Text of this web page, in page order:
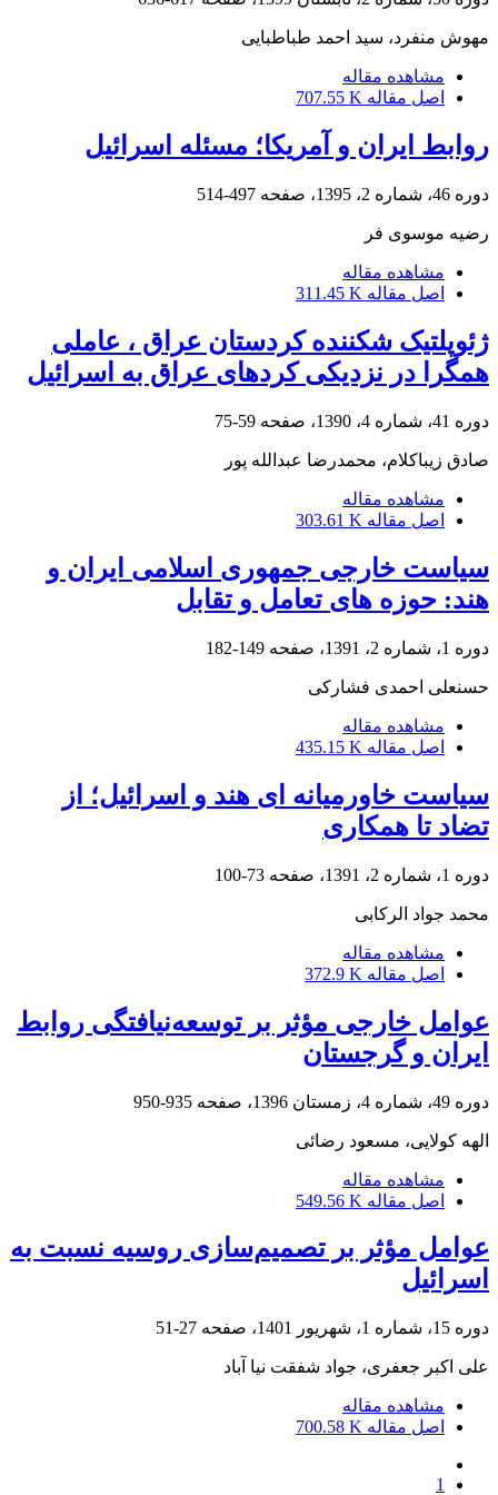
مهوش منفرد، سید احمد طباطبایی
مشاهده مقاله
اصل مقاله 707.55 K
روابط ایران و آمریکا؛ مسئله اسرائیل
دوره 46، شماره 2، 1395، صفحه 497-514
رضیه موسوی فر
مشاهده مقاله
اصل مقاله 311.45 K
ژئوپلتیک شکننده کردستان عراق ، عاملی
همگرا در نزدیکی کردهای عراق به اسرائیل
دوره 41، شماره 4، 1390، صفحه 59-75
صادق زیباکلام، محمدرضا عبدالله پور
مشاهده مقاله
اصل مقاله 303.61 K
سیاست خارجی جمهوری اسلامی ایران و
هند: حوزه های تعامل و تقابل
دوره 1، شماره 2، 1391، صفحه 149-182
حسنعلی احمدی فشارکی
مشاهده مقاله
اصل مقاله 435.15 K
سیاست خاورمیانه ای هند و اسرائیل؛ از
تضاد تا همکاری
دوره 1، شماره 2، 1391، صفحه 73-100
محمد جواد الرکابی
مشاهده مقاله
اصل مقاله 372.9 K
عوامل خارجی مؤثر بر توسعه‌نیافتگی روابط
ایران و گرجستان
دوره 49، شماره 4، زمستان 1396، صفحه 935-950
الهه کولایی، مسعود رضائی
مشاهده مقاله
اصل مقاله 549.56 K
عوامل مؤثر بر تصمیم‌سازی روسیه نسبت به
اسرائیل
دوره 15، شماره 1، شهریور 1401، صفحه 27-51
علی اکبر جعفری، جواد شفقت نیا آباد
مشاهده مقاله
اصل مقاله 700.58 K
1